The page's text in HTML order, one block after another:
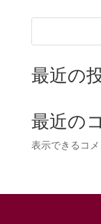
最近の
最近の
表示できるコメ